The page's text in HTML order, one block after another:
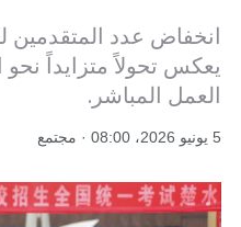
انخفاض عدد المتقدمين
يعكس تحولاً متزايداً
العمل المباشر.
5 يونيو 2026، 08:00 · مجتمع